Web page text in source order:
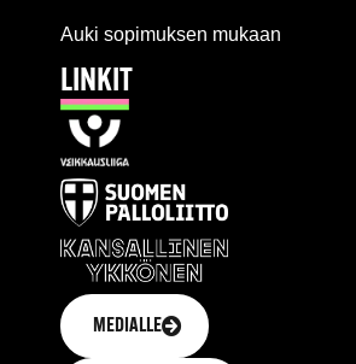
Auki sopimuksen mukaan
LINKIT
MEDIALLE